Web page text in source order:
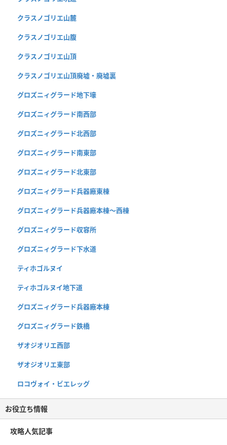
クラスノゴリエ山麓
クラスノゴリエ山腹
クラスノゴリエ山頂
クラスノゴリエ山頂廃墟・廃墟裏
グロズニィグラード地下壕
グロズニィグラード南西部
グロズニィグラード北西部
グロズニィグラード南東部
グロズニィグラード北東部
グロズニィグラード兵器廠東棟
グロズニィグラード兵器廠本棟〜西棟
グロズニィグラード収容所
グロズニィグラード下水道
ティホゴルヌイ
ティホゴルヌイ地下道
グロズニィグラード兵器廠本棟
グロズニィグラード鉄橋
ザオジオリエ西部
ザオジオリエ東部
ロコヴォイ・ビエレッグ
お役立ち情報
攻略人気記事